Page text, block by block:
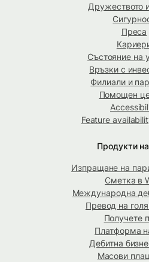
Дружеството
Преса
Състояние на
Връзки с
Филиали и
Помощен
Feature
Продукти
Изпращане на
Сметка в
Международна
Превод на
Получете
Платформа
Дебитна
Масови